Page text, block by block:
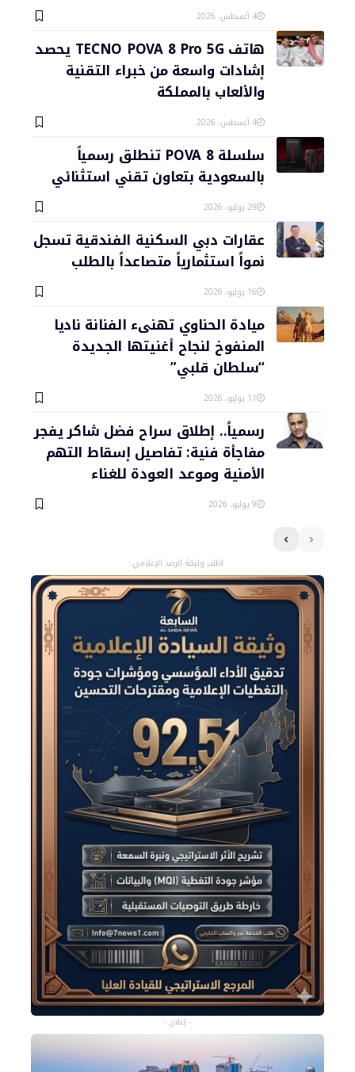
4 أغسطس، 2026
هاتف TECNO POVA 8 Pro 5G يحصد
إشادات واسعة من خبراء التقنية
والألعاب بالمملكة
4 أغسطس، 2026
سلسلة POVA 8 تنطلق رسمياً
بالسعودية بتعاون تقني استثنائي
29 يوليو، 2026
عقارات دبي السكنية الفندقية تسجل
نمواً استثمارياً متصاعداً بالطلب
16 يوليو، 2026
ميادة الحناوي تهنىء الفنانة ناديا
المنفوخ لنجاح أغنيتها الجديدة
“سلطان قلبي”
11 يوليو، 2026
رسمياً.. إطلاق سراح فضل شاكر يفجر
مفاجأة فنية: تفاصيل إسقاط التهم
الأمنية وموعد العودة للغناء
9 يوليو، 2026
اطلب وثيقة الرصد الإعلامي
- إعلان -